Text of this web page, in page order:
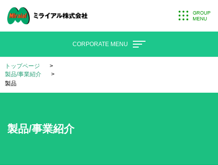
CORPORATE MENU
トップページ
製品/事業紹介
製品
製品/事業紹介